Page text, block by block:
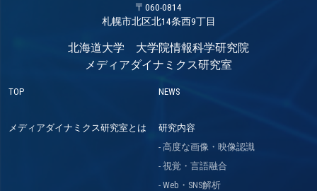
〒060-0814
札幌市北区北14条西9丁目
北海道大学 大学院情報科学研究院
メディアダイナミクス研究室
TOP NEWS
メディアダイナミクス研究室とは
研究内容
高度な画像・映像認識
視覚・言語融合
Web・SNS解析